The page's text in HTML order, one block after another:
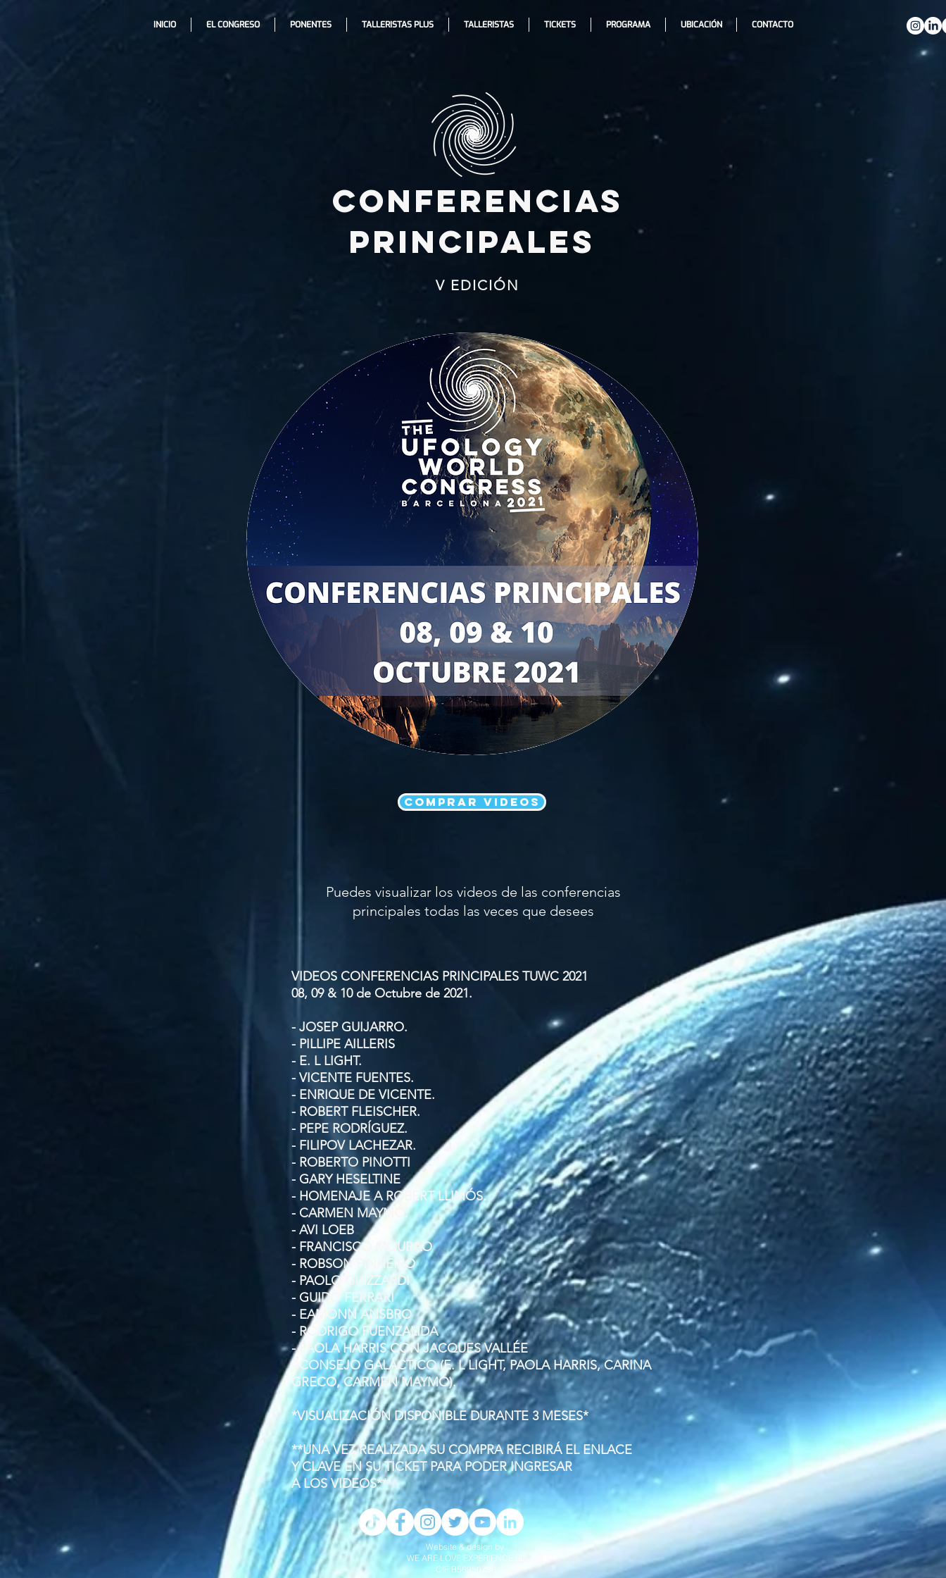
INICIO EL CONGRESO PONENTES TALLERISTAS PLUS TALLERISTAS TICKETS PROGRAMA UBICACIÓN CONTACTO
CONFERENCIAS
PRINCIPALES
V EDICIÓN
COMPRAR VIDEOS
VIDEOS CONFERENCIAS PRINCIPALES TUWC 2021
08, 09 & 10 de Octubre de 2021.
- JOSEP GUIJARRO.
- PILLIPE AILLERIS
- E. L LIGHT.
- VICENTE FUENTES.
- ENRIQUE DE VICENTE.
- ROBERT FLEISCHER.
- PEPE RODRÍGUEZ.
- FILIPOV LACHEZAR.
- ROBERTO PINOTTI
- GARY HESELTINE
- HOMENAJE A ROBERT LLIMÓS.
- CARMEN MAYMÓ.
- AVI LOEB
- FRANCISCO MOURAO
- ROBSON PINHEIRO
- PAOLO GUIZZARDI
- GUIDO FERRARI
- EAMONN ANSBRO
- RODRIGO FUENZALIDA
- PAOLA HARRIS CON JACQUES VALLÉE
- CONSEJO GALÁCTICO (E. L LIGHT, PAOLA HARRIS, CARINA
GRECO, CARMEN MAYMÓ).
*VISUALIZACIÓN DISPONIBLE DURANTE 3 MESES*
**UNA VEZ REALIZADA SU COMPRA RECIBIRÁ EL ENLACE
Y CLAVE EN SU TICKET PARA PODER INGRESAR
A LOS VIDEOS**
Puedes visualizar los videos de las conferencias
principales todas las veces que desees
Website & design by
WE ARE LOVE EXPERIENCE SL
CIF B56950736